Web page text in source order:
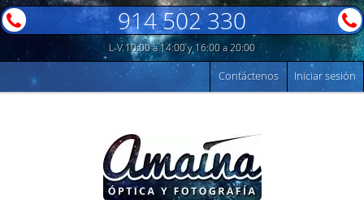
914 502 330
L-V 10:00 a 14:00 y 16:00 a 20:00
Iniciar sesión
Contáctenos